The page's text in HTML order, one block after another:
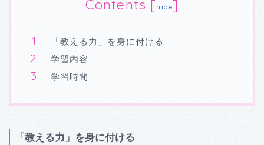
Contents [hide]
「教える力」を身に付ける
学習内容
学習時間
「教える力」を身に付ける